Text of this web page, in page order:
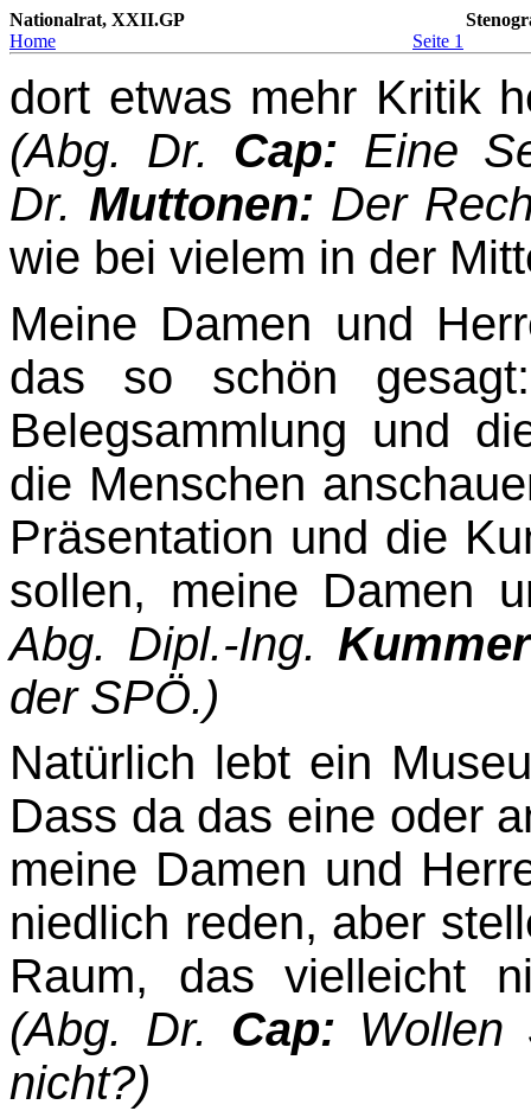
Nationalrat, XXII.GP
Home
Seite 1
dort etwas mehr Kritik
(Abg. Dr. Cap: Eine
Dr. Muttonen: Der
wie bei vielem in der
Meine Damen und
das so schön
Belegsammlung und
die Menschen
Präsentation und die
sollen, meine Damen
Abg. Dipl.-Ing.
der SPÖ.)
Natürlich lebt ein
Dass da das eine oder
meine Damen und
niedlich reden, aber
Raum, das vielleicht
(Abg. Dr. Cap: Wollen
nicht?)